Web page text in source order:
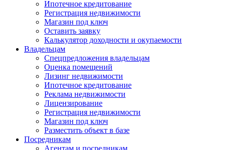
Ипотечное кредитование
Регистрация недвижимости
Магазин под ключ
Оставить заявку
Калькулятор доходности и окупаемости
Владельцам
Спецпредложения владельцам
Оценка помещений
Лизинг недвижимости
Ипотечное кредитование
Реклама недвижимости
Лицензирование
Регистрация недвижимости
Магазин под ключ
Разместить объект в базе
Посредникам
Агентам и посредникам